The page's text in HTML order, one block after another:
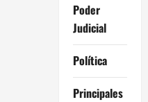
Poder
Judicial
Política
Principales